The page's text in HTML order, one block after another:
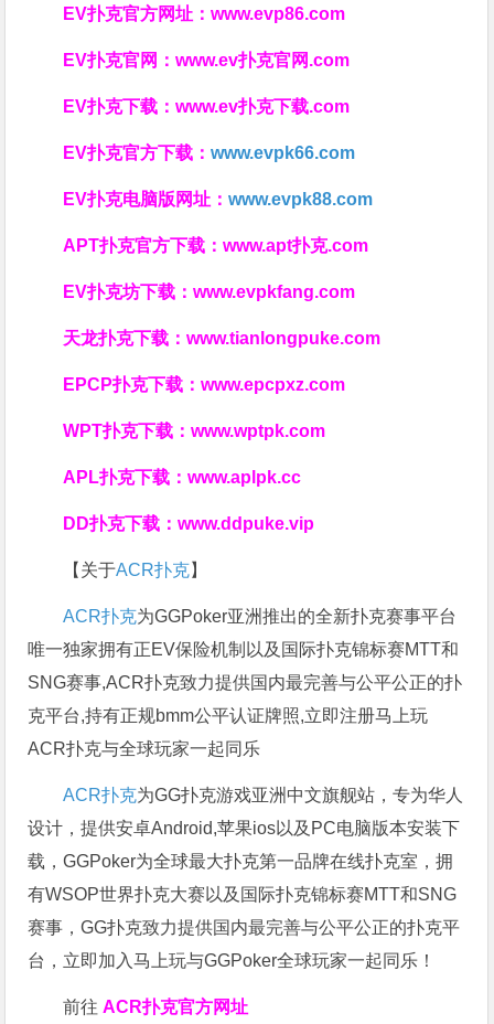
EV扑克官方网址：www.evp86.com
EV扑克官网：www.ev扑克官网.com
EV扑克下载：www.ev扑克下载.com
EV扑克官方下载：www.evpk66.com
EV扑克电脑版网址：www.evpk88.com
APT扑克官方下载：www.apt扑克.com
EV扑克坊下载：www.evpkfang.com
天龙扑克下载：www.tianlongpuke.com
EPCP扑克下载：www.epcpxz.com
WPT扑克下载：www.wptpk.com
APL扑克下载：www.aplpk.cc
DD扑克下载：www.ddpuke.vip
【关于ACR扑克】
ACR扑克为GGPoker亚洲推出的全新扑克赛事平台
唯一独家拥有正EV保险机制以及国际扑克锦标赛MTT和
SNG赛事,ACR扑克致力提供国内最完善与公平公正的扑
克平台,持有正规bmm公平认证牌照,立即注册马上玩
ACR扑克与全球玩家一起同乐
ACR扑克为GG扑克游戏亚洲中文旗舰站，专为华人
设计，提供安卓Android,苹果ios以及PC电脑版本安装下
载，GGPoker为全球最大扑克第一品牌在线扑克室，拥
有WSOP世界扑克大赛以及国际扑克锦标赛MTT和SNG
赛事，GG扑克致力提供国内最完善与公平公正的扑克平
台，立即加入马上玩与GGPoker全球玩家一起同乐！
前往ACR扑克官方网址